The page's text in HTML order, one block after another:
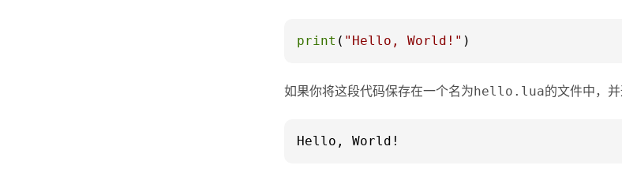
print ( "Hello, World!" )
如果你将这段代码保存在一个名为hello.lua的文件中，
Hello, World!